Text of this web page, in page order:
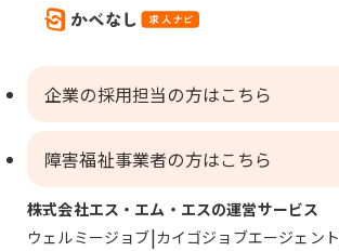
企業の採用担当の方はこちら
障害福祉事業者の方はこちら
株式会社エス・エム・エスの運営サービス
ウェルミージョブ カイゴジョブエージェント